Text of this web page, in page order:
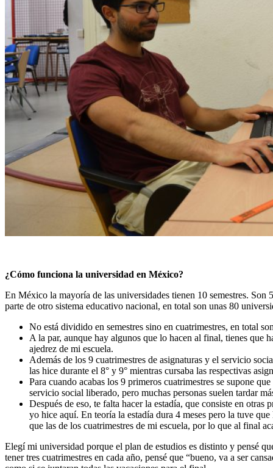
¿Cómo funciona la universidad en México?
En México la mayoría de las universidades tienen 10 semestres.
parte de otro sistema educativo nacional, en total son unas 80
No está dividido en semestres sino en cuatrimestres, en total
A la par, aunque hay algunos que lo hacen al final, tienes
ajedrez de mi escuela.
Además de los 9 cuatrimestres de asignaturas y el servicio
las hice durante el 8° y 9° mientras cursaba las respectivas
Para cuando acabas los 9 primeros cuatrimestres se supone
servicio social liberado, pero muchas personas suelen tardar
Después de eso, te falta hacer la estadía, que consiste en
yo hice aquí. En teoría la estadía dura 4 meses pero la tuve
que las de los cuatrimestres de mi escuela, por lo que al final
Elegí mi universidad porque el plan de estudios es distinto y pensé
tener tres cuatrimestres en cada año, pensé que “bueno, va a ser